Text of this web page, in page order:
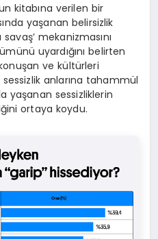
kitabına verilen bir
yaşanan belirsizlik
mekanizmasını
uyardığını belirten
ve kültürleri
anlarına tahammül
yaşanan sessizliklerin
ortaya koydu.